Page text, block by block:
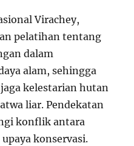
Virachey,
pelatihan tentang
dalam
alam, sehingga
kelestarian hutan
liar. Pendekatan
konflik antara
konservasi.